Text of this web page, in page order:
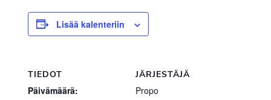
Lisää kalenteriin
TIEDOT
Päivämäärä:
JÄRJESTÄJÄ
Propo